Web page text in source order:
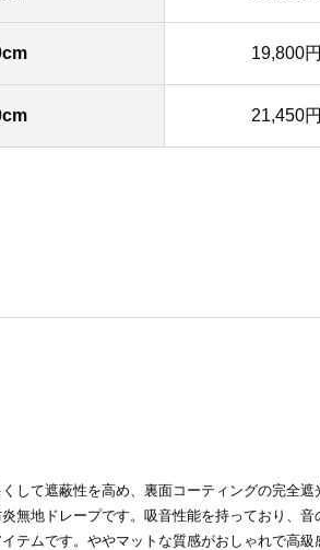
19,800円
21,450円
して遮蔽性を高め、裏面コーティングの完全遮
無地ドレープです。吸音性能を持っており、音
テムです。ややマットな質感がおしゃれで高級